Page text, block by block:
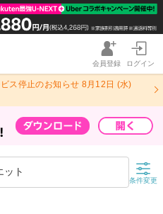
会員登録 ログイン
ス停止のお知らせ 8月12日 (水)
ット
条件変更